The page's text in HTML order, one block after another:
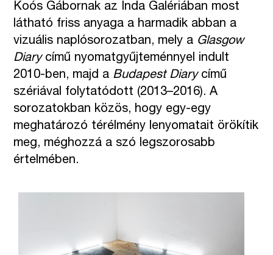
Koós Gábornak az Inda Galériában most
látható friss anyaga a harmadik abban a
vizuális naplósorozatban, mely a Glasgow
Diarycímű nyomatgyűjteménnyel indult
2010-ben, majd a Budapest Diarycímű
szériával folytatódott (2013–2016). A
sorozatokban közös, hogy egy-egy
meghatározó térélmény lenyomatait örökítik
meg, méghozzá a szó legszorosabb
értelmében.